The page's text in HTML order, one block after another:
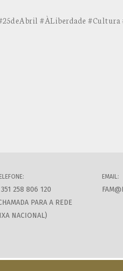
#ÀLiberdade #Cultura
351 258 806 120
PARA A REDE
NACIONAL)
EMAIL: